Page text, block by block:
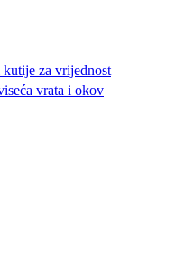
za vrijednost
vrata i okov